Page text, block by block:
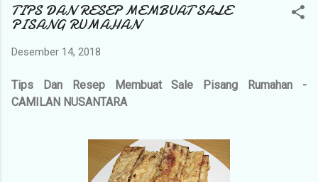
TIPS DAN RESEP MEMBUAT SALE
PISANG RUMAHAN
Desember 14, 2018
Tips Dan Resep Membuat Sale Pisang Rumahan -
CAMILAN NUSANTARA